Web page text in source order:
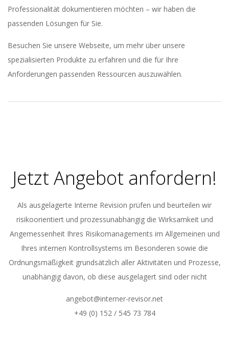
Professionalität dokumentieren möchten – wir haben die
passenden Lösungen für Sie.
Besuchen Sie unsere Webseite, um mehr über unsere
spezialisierten Produkte zu erfahren und die für Ihre
Anforderungen passenden Ressourcen auszuwählen.
Jetzt Angebot anfordern!
Als ausgelagerte Interne Revision prüfen und beurteilen wir
risikoorientiert und prozessunabhängig die Wirksamkeit und
Angemessenheit Ihres Risikomanagements im Allgemeinen und
Ihres internen Kontrollsystems im Besonderen sowie die
Ordnungsmäßigkeit grundsätzlich aller Aktivitäten und Prozesse,
unabhängig davon, ob diese ausgelagert sind oder nicht
angebot@interner-revisor.net
+49 (0) 152 / 545 73 784